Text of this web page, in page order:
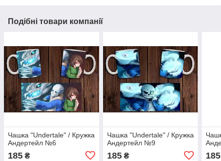
Подібні товари компанії
Чашка "Undertale" / Кружка
Андертейл №6
185 ₴
Чашка "Undertale" / Кружка
Андертейл №9
185₴ 185